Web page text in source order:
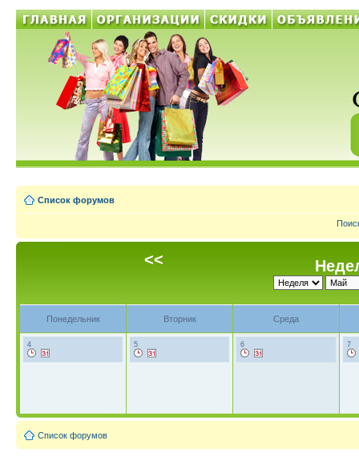
Список форумов
<<
Понедельник Вторник Среда
4 5 6 7
Список форумов